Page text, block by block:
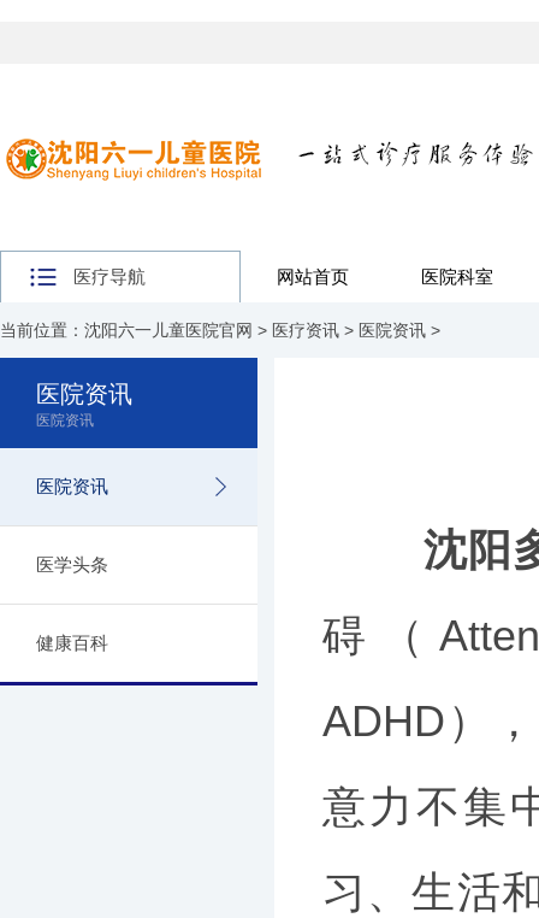
医疗导航 网站首页 医院科室
当前位置： 沈阳六一儿童医院官网 > 医疗资讯 > 医院资讯 >
医院资讯
医院资讯
医院资讯
医学头条
健康百科
沈阳
碍（
ADHD）
意力不集
习、生活